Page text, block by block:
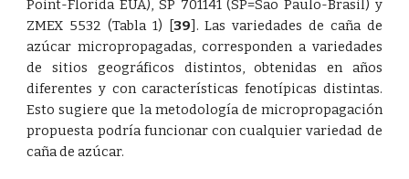
Point-Florida EUA), SP 701141 (SP=Sao Paulo-Brasil) y
ZMEX 5532 (Tabla 1)
[39] . Las variedades de caña de
azúcar micropropagadas, corresponden a variedades
de sitios geográficos distintos, obtenidas en años
diferentes y con características fenotípicas distintas.
Esto sugiere que la metodología de micropropagación
propuesta podría funcionar con cualquier variedad de
caña de azúcar.